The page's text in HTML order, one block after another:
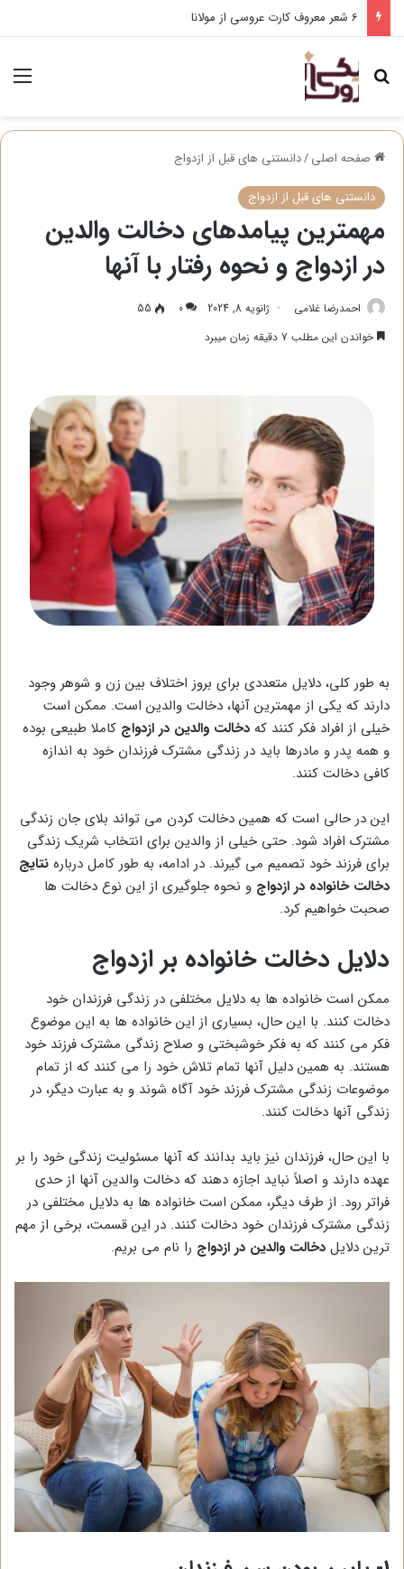
6 شعر معروف کارت عروسی از مولانا
جستجو برای
صفحه اصلی/دانستنی های قبل از ازدواج
دانستنی های قبل از ازدواج
مهمترین پیامدهای دخالت والدین
در ازدواج و نحوه رفتار با آنها
احمدرضا غلامی ژانویه 8, 2024 0
55
خواندن این مطلب 7 دقیقه زمان میبرد
به طور کلی، دلایل متعددی برای بروز اختلاف بین زن و شوهر وجود
دارند که یکی از مهمترین آنها، دخالت والدین است. ممکن است
خیلی از افراد فکر کنند که دخالت والدین در ازدواج کاملا طبیعی بوده
و همه پدر و مادرها باید در زندگی مشترک فرزندان خود به اندازه
کافی دخالت کنند.
این در حالی است که همین دخالت کردن می تواند بلای جان زندگی
مشترک افراد شود. حتی خیلی از والدین برای انتخاب شریک زندگی
برای فرزند خود تصمیم می گیرند. در ادامه، به طور کامل درباره نتایج
دخالت خانواده در ازدواج و نحوه جلوگیری از این نوع دخالت ها
صحبت خواهیم کرد.
دلایل دخالت خانواده بر ازدواج
ممکن است خانواده ها به دلایل مختلفی در زندگی فرزندان خود
دخالت کنند. با این حال، بسیاری از این خانواده ها به این موضوع
فکر می کنند که به فکر خوشبختی و صلاح زندگی مشترک فرزند خود
هستند. به همین دلیل آنها تمام تلاش خود را می کنند که از تمام
موضوعات زندگی مشترک فرزند خود آگاه شوند و به عبارت دیگر، در
زندگی آنها دخالت کنند.
با این حال، فرزندان نیز باید بدانند که آنها مسئولیت زندگی خود را بر
عهده دارند و اصلاً نباید اجازه دهند که دخالت والدین آنها از حدی
فراتر رود. از طرف دیگر، ممکن است خانواده ها به دلایل مختلفی در
زندگی مشترک فرزندان خود دخالت کنند. در این قسمت، برخی از مهم
ترین دلایل دخالت والدین در ازدواج را نام می بریم.